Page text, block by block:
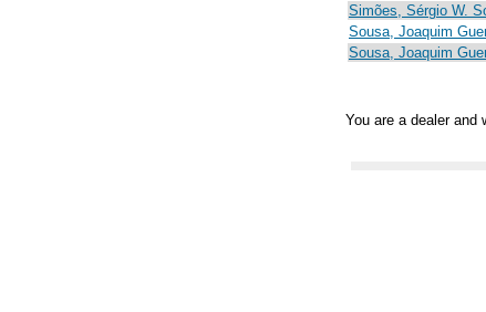
Simões, Sérgio W.
Sousa, Joaquim
Sousa, Joaquim
You are a dealer and